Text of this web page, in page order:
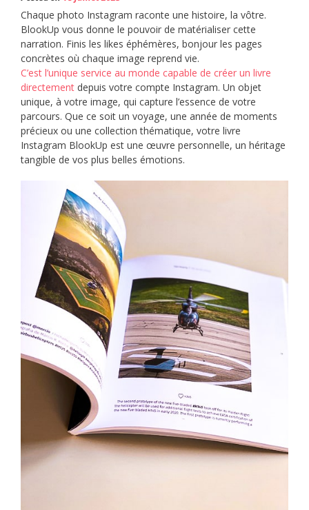
Chaque photo Instagram raconte une histoire, la vôtre.
BlookUp vous donne le pouvoir de matérialiser cette
narration. Finis les likes éphémères, bonjour les pages
concrètes où chaque image reprend vie.
C’est l’unique service au monde capable de créer un livre
directement depuis votre compte Instagram. Un objet
unique, à votre image, qui capture l’essence de votre
parcours. Que ce soit un voyage, une année de moments
précieux ou une collection thématique, votre livre
Instagram BlookUp est une œuvre personnelle, un héritage
tangible de vos plus belles émotions.